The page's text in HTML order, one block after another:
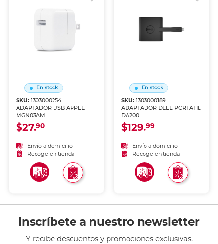
En stock
SKU:1303000254
ADAPTADOR USB APPLE
MGN03AM
$27.90
Envío a domicilio
Recoge en tienda
En stock
SKU: 1303000189
ADAPTADOR DELL PORTATIL
DA200
$129.99
Envío a domicilio
Recoge en tienda
Inscríbete a nuestro newsletter
Y recibe descuentos y promociones exclusivas.